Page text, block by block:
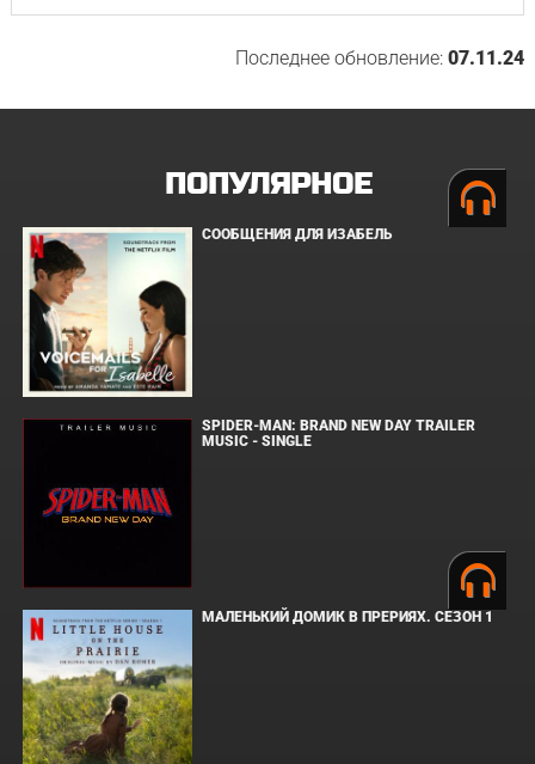
Последнее обновление:07.11.24
ПОПУЛЯРНОЕ
СООБЩЕНИЯ ДЛЯ ИЗАБЕЛЬ
SPIDER-MAN: BRAND NEW DAY TRAILER
MUSIC - SINGLE
МАЛЕНЬКИЙ ДОМИК В ПРЕРИЯХ. СЕЗОН 1